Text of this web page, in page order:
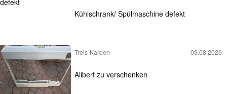
Kühlschrank/ Spülmaschine defekt
Treis-Karden 03.08.2026
Alibert zu verschenken